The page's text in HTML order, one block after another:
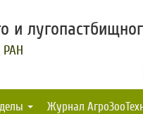
РАН
Журнал